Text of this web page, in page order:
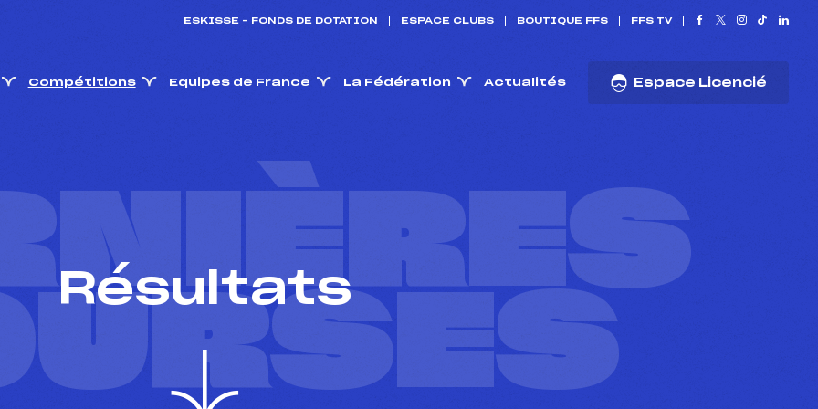
ESKISSE – FONDS DE DOTATION ESPACE CLUBS BOUTIQUE FFS FFS TV
Compétitions Equipes de France La Fédération Actualités Espace Licencié
Résultats